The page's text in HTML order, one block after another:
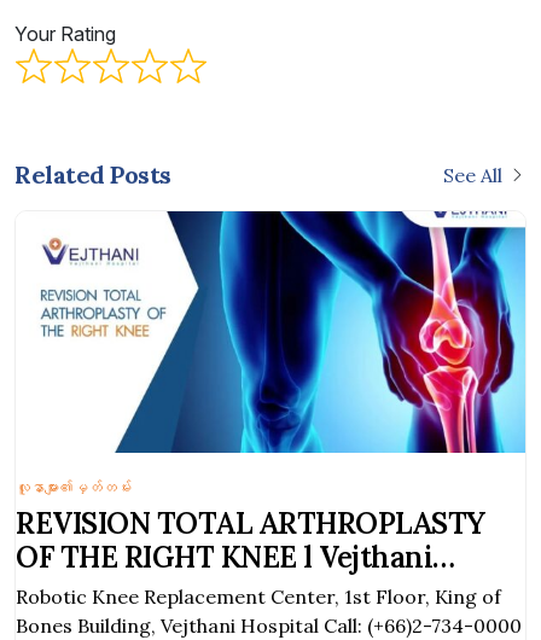
Your Rating
Related Posts See All
REVISION TOTAL ARTHROPLASTY
OF THE RIGHT KNEE l Vejthani
Hospital
Robotic Knee Replacement Center, 1st Floor, King of
Bones Building, Vejthani Hospital Call: (+66)2-734-0000
လူနာများ၏မှတ်တမ်း